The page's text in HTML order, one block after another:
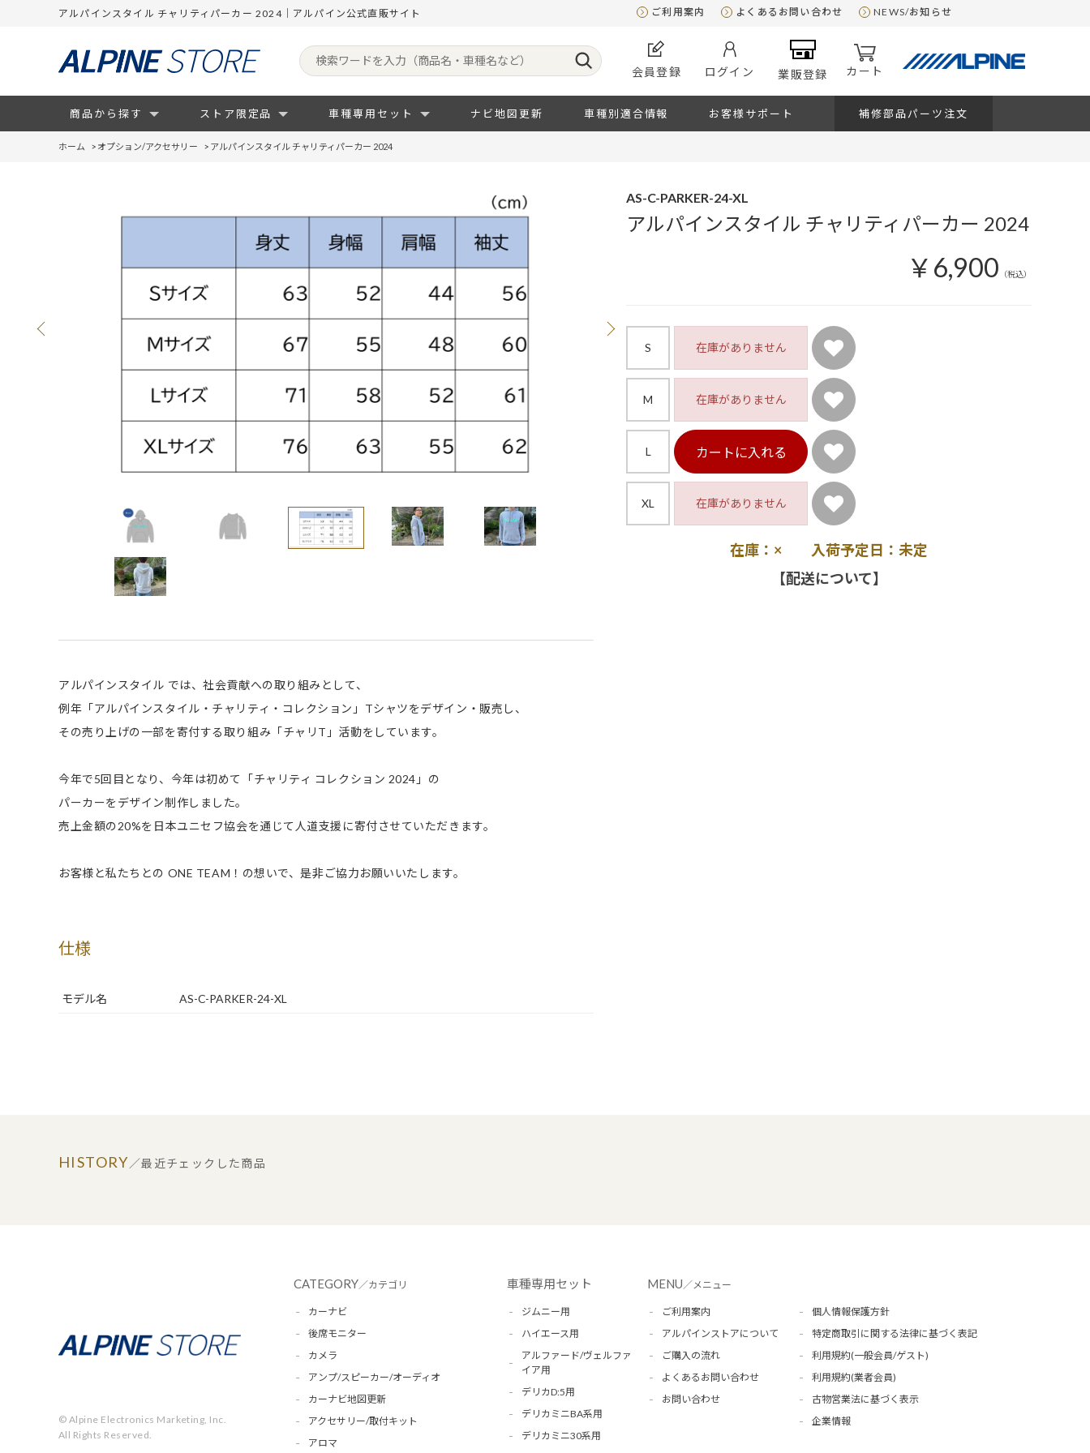
アルパインスタイル チャリティパーカー 2024｜アルパイン公式直販サイト ご利用案内 よくあるお問い合わせ NEWS/お知らせ
会員登録 ログイン 業販登録 カート
商品から探す ストア限定品 車種専用セット ナビ地図更新 車種別適合情報 お客様サポート 補修部品パーツ注文
ホーム > オプション/アクセサリー > アルパインスタイル チャリティパーカー 2024
アルパインスタイル では、社会貢献への取り組みとして、
例年「アルパインスタイル・チャリティ・コレクション」Tシャツをデザイン・販売し、
その売り上げの一部を寄付する取り組み「チャリT」活動をしています。
今年で5回目となり、今年は初めて「チャリティ コレクション 2024」の
パーカーをデザイン制作しました。
売上金額の20%を日本ユニセフ協会を通じて人道支援に寄付させていただきます。
お客様と私たちとの ONE TEAM！の想いで、是非ご協力お願いいたします。
仕様
モデル名 AS-C-PARKER-24-XL
AS-C-PARKER-24-XL
アルパインスタイル チャリティパーカー 2024
￥6,900 （税込）
S 在庫がありません
M 在庫がありません
L カートに入れる
XL 在庫がありません
在庫：× 入荷予定日：未定
【配送について】
HISTORY／最近チェックした商品
© Alpine Electronics Marketing, Inc.
All Rights Reserved.
CATEGORY／カテゴリ
カーナビ
後席モニター
カメラ
アンプ/スピーカー/オーディオ
カーナビ地図更新
アクセサリー/取付キット
アロマ
車種専用セット
ジムニー用
ハイエース用
アルファード/ヴェルファ
イア用
デリカD:5用
デリカミニBA系用
デリカミニ30系用
MENU／メニュー
ご利用案内
アルパインストアについて
ご購入の流れ
よくあるお問い合わせ
お問い合わせ
個人情報保護方針
特定商取引に関する法律に基づく表記
利用規約(一般会員/ゲスト)
利用規約(業者会員)
古物営業法に基づく表示
企業情報